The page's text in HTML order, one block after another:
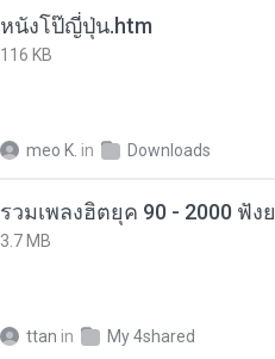
หนังโป๊ญี่ปุ่น.htm
116 KB
meo K. in Downloads
3.7 MB
ttan in My 4shared